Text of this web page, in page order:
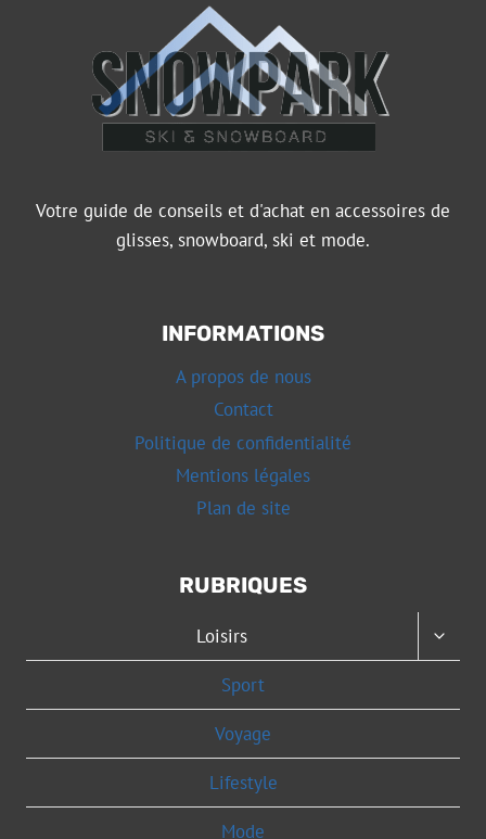
Votre guide de conseils et d'achat en accessoires de
glisses, snowboard, ski et mode.
INFORMATIONS
A propos de nous
Contact
Politique de confidentialité
Mentions légales
Plan de site
RUBRIQUES
Loisirs
Sport
Voyage
Lifestyle
Mode